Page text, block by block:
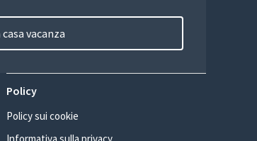
vacanza
Policy
Policy sui cookie